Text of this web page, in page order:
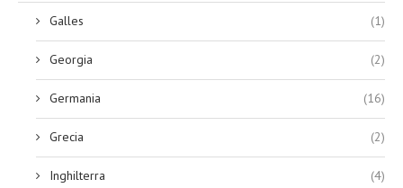
Galles (1)
Georgia (2)
Germania (16)
Grecia (2)
Inghilterra (4)